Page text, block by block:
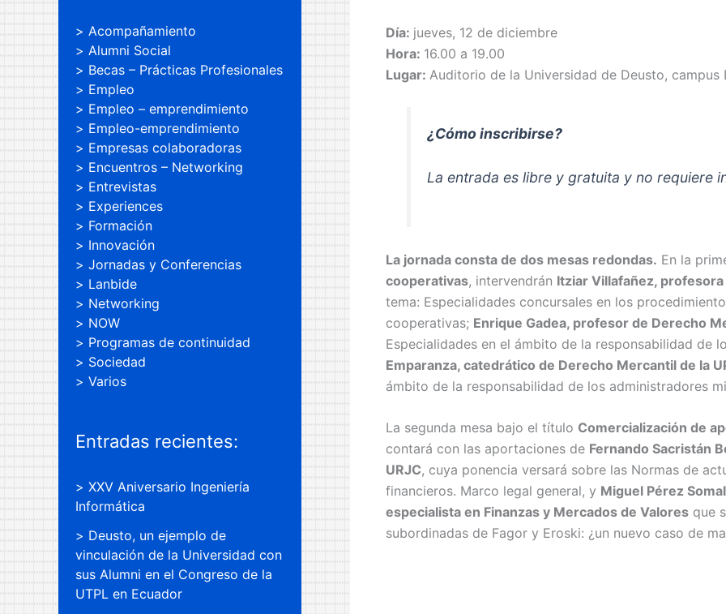
Acompañamiento
Alumni Social
Becas – Prácticas Profesionales
Empleo
Empleo – emprendimiento
Empleo-emprendimiento
Empresas colaboradoras
Encuentros – Networking
Entrevistas
Experiences
Formación
Innovación
Jornadas y Conferencias
Lanbide
Networking
NOW
Programas de continuidad
Sociedad
Varios
Entradas recientes:
XXV Aniversario Ingeniería
Informática
Deusto, un ejemplo de
vinculación de la Universidad con
sus Alumni en el Congreso de la
UTPL en Ecuador
Día: jueves, 12 de diciembre
Hora: 16.00 a 19.00
Lugar: Auditorio de la Universidad de Deusto, campus
¿Cómo inscribirse?
La entrada es libre y gratuita y no requiere
La jornada consta de dos mesas redondas. En la
cooperativas, intervendrán Itziar Villafañez,
tema: Especialidades concursales en los
cooperativas; Enrique Gadea, profesor de Derecho
Especialidades en el ámbito de la responsabilidad de
Emparanza, catedrático de Derecho Mercantil de la
ámbito de la responsabilidad de los administradores
La segunda mesa bajo el título Comercialización de
contará con las aportaciones de Fernando Sacristán
URJC, cuya ponencia versará sobre las Normas de
financieros. Marco legal general, y Miguel Pérez
especialista en Finanzas y Mercados de Valoresque
subordinadas de Fagor y Eroski: ¿un nuevo caso de